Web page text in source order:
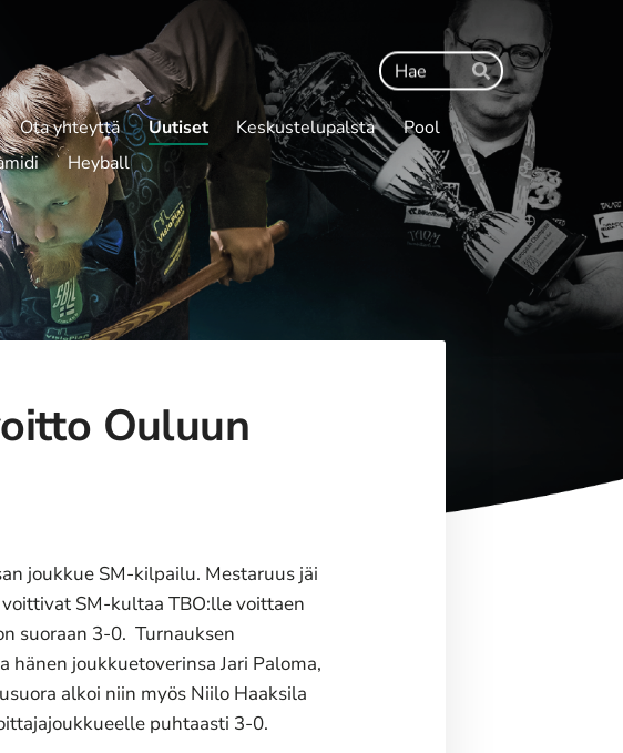
Haku
Hae
Ota yhteyttä Uutiset Keskustelupalsta
Pool
Heyball
Ouluun
joukkue SM-kilpailu. Mestaruus jäi
SM-kultaa TBO:lle voittaen
suoraan 3-0. Turnauksen
joukkuetoverinsa Jari Paloma,
alkoi niin myös Niilo Haaksila
puhtaasti 3-0.